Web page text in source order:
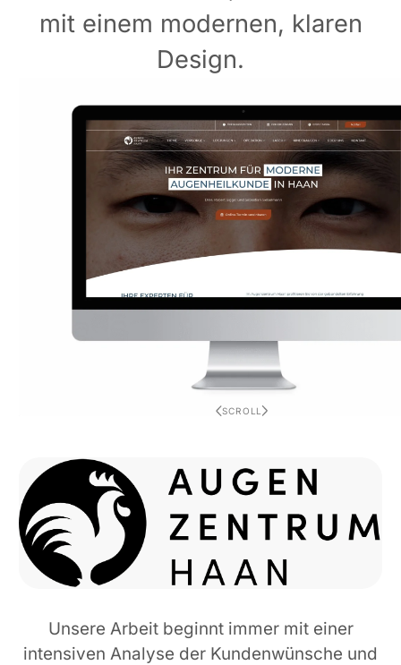
mit einem modernen, klaren
Design.
SCROLL
Unsere Arbeit beginnt immer mit einer
intensiven Analyse der Kundenwünsche und